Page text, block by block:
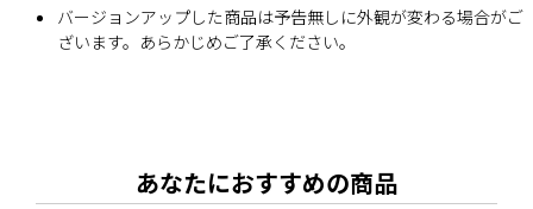
バージョンアップした商品は予告無しに外観が変わる場合がご
ざいます。あらかじめご了承ください。
あなたにおすすめの商品